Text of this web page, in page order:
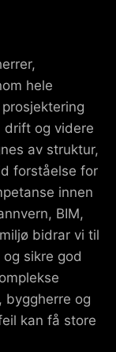
hele
drift og videre
av struktur,
forståelse for
innen
BIM,
bidrar vi til
sikre god
byggherre og
kan få store